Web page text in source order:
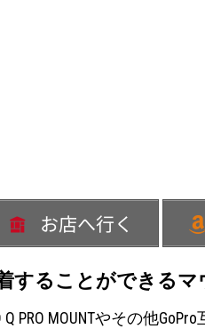
お店へ行く
着することができるマ
PRO MOUNTやその他